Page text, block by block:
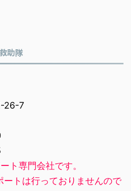
助隊
26-7
ト専門会社です。
ートは行っておりませんので